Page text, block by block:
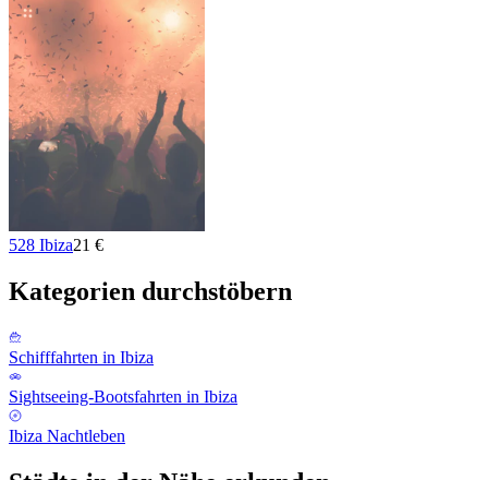
528 Ibiza21 €
Kategorien durchstöbern
Schifffahrten in Ibiza
Sightseeing-Bootsfahrten in Ibiza
Ibiza Nachtleben